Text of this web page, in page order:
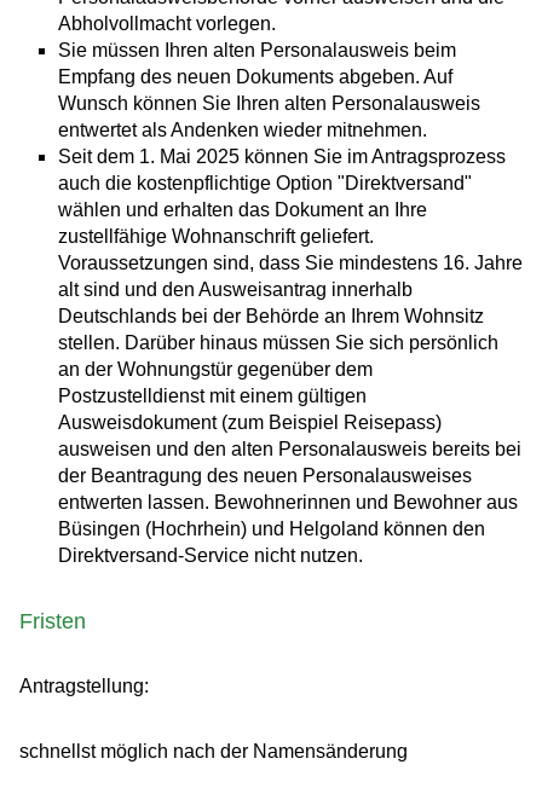
Abholvollmacht vorlegen.
Sie müssen Ihren alten Personalausweis beim
Empfang des neuen Dokuments abgeben. Auf
Wunsch können Sie Ihren alten Personalausweis
entwertet als Andenken wieder mitnehmen.
Seit dem 1. Mai 2025 können Sie im Antragsprozess
auch die kostenpflichtige Option "Direktversand"
wählen und erhalten das Dokument an Ihre
zustellfähige Wohnanschrift geliefert.
Voraussetzungen sind, dass Sie mindestens 16. Jahre
alt sind und den Ausweisantrag innerhalb
Deutschlands bei der Behörde an Ihrem Wohnsitz
stellen. Darüber hinaus müssen Sie sich persönlich
an der Wohnungstür gegenüber dem
Postzustelldienst mit einem gültigen
Ausweisdokument (zum Beispiel Reisepass)
ausweisen und den alten Personalausweis bereits bei
der Beantragung des neuen Personalausweises
entwerten lassen. Bewohnerinnen und Bewohner aus
Büsingen (Hochrhein) und Helgoland können den
Direktversand-Service nicht nutzen.
Fristen
Antragstellung:
schnellst möglich nach der Namensänderung